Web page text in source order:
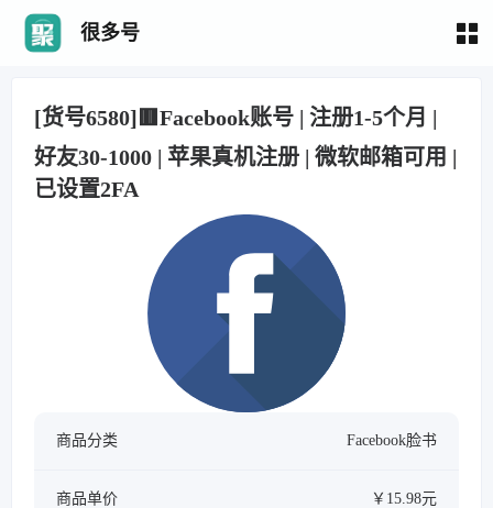
很多号
[货号6580]🟥Facebook账号 | 注册1-5个月 |
好友30-1000 | 苹果真机注册 | 微软邮箱可用 |
已设置2FA
商品分类 Facebook脸书
商品单价 ￥15.98元